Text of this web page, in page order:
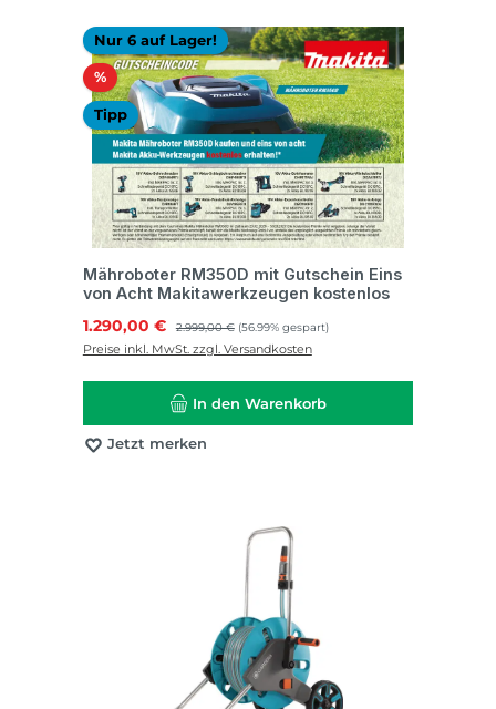
Nur 6 auf Lager!
%Rabatt
Tipp
Mähroboter RM350D mit Gutschein Eins
von Acht Makitawerkzeugen kostenlos
Verkaufspreis:
1.290,00 € Regulärer Preis:
2.999,00 € (56.99% gespart)
Preise inkl. MwSt. zzgl. Versandkosten
In den Warenkorb
Jetzt merken